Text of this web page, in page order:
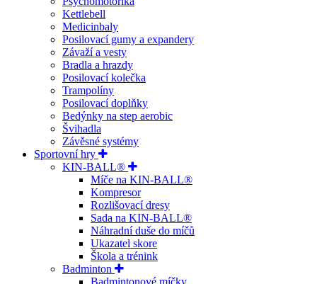
Kettlebell
Medicinbaly
Posilovací gumy a expandery
Závaží a vesty
Bradla a hrazdy
Posilovací kolečka
Trampolíny
Posilovací doplňky
Bedýnky na step aerobic
Švihadla
Závěsné systémy
Sportovní hry
KIN-BALL®
Míče na KIN-BALL®
Kompresor
Rozlišovací dresy
Sada na KIN-BALL®
Náhradní duše do míčů
Ukazatel skore
Škola a trénink
Badminton